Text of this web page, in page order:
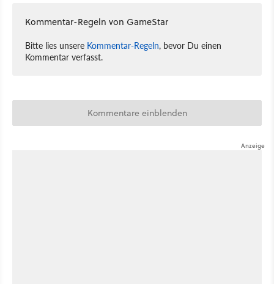
Kommentar-Regeln von GameStar
Bitte lies unsere Kommentar-Regeln, bevor Du einen
Kommentar verfasst.
Kommentare einblenden